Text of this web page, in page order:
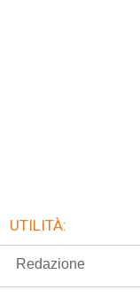
UTILITÀ:
Redazione